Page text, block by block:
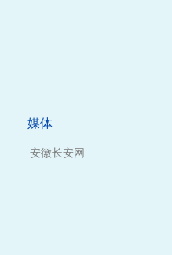
媒体
安徽长安网